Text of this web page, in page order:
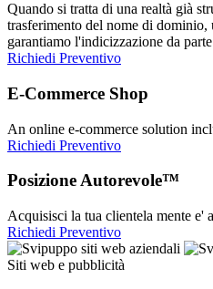
Quando si tratta di una realtà già
trasferimento del nome di dominio,
garantiamo l'indicizzazione da
Richiedi Preventivo
E-Commerce Shop
An online e-commerce solution
Richiedi Preventivo
Posizione Autorevole™
Acquisisci la tua clientela mente e'
Richiedi Preventivo
Siti web e pubblicità